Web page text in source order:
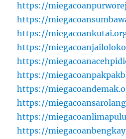
https://
https://
https://
https://
https://
https://
https://
https://
https://
https://